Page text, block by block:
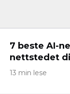
7 beste AI-
nettstedet
13 min lese